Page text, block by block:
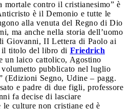
mortale contro il cristianesimo” è
è il Demonio e tutte le
alla venuta del Regno di Dio
ma anche nella storia dell’uomo
Giovanni, II Lettera di Paolo ai
il titolo del libro di Friedrich
un laico cattolico, Agostino
pubblicato nel luglio
(Edizioni Segno, Udine – pagg.
e padre di due figli, professore
fa decise di lasciare
le culture non cristiane ed è